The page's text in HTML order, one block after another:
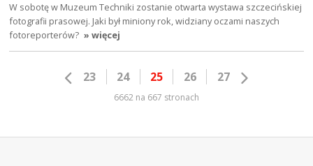
W sobotę w Muzeum Techniki zostanie otwarta wystawa szczecińskiej
fotografii prasowej. Jaki był miniony rok, widziany oczami naszych
fotoreporterów? » więcej
23 24 25 26 27
6662 na 667 stronach